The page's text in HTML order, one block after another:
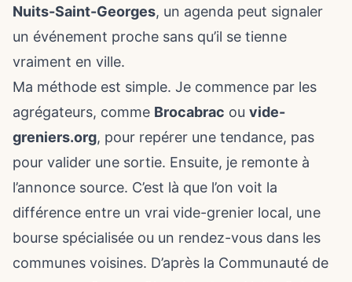
Nuits-Saint-Georges, un agenda peut signaler
un événement proche sans qu’il se tienne
vraiment en ville.
Ma méthode est simple. Je commence par les
agrégateurs, comme Brocabrac ou vide-
greniers.org, pour repérer une tendance, pas
pour valider une sortie. Ensuite, je remonte à
l’annonce source. C’est là que l’on voit la
différence entre un vrai vide-grenier local, une
bourse spécialisée ou un rendez-vous dans les
communes voisines. D’après la Communauté de